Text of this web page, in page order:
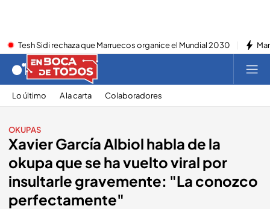
Tesh Sidi rechaza que Marruecos organice el Mundial 2030
Lo último A la carta Colaboradores
OKUPAS
Xavier García Albiol habla de la
okupa que se ha vuelto viral por
insultarle gravemente: "La conozco
perfectamente"